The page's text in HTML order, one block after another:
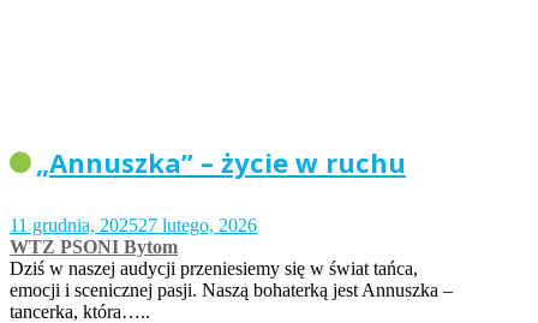
„Annuszka” – życie w ruchu
11 grudnia, 202527 lutego, 2026
WTZ PSONI Bytom
Dziś w naszej audycji przeniesiemy się w świat tańca,
emocji i scenicznej pasji. Naszą bohaterką jest Annuszka –
tancerka, która…..